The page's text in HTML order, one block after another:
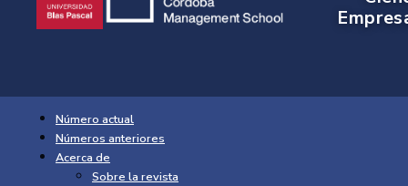
Número actual
Números anteriores
Acerca de
Sobre la revista